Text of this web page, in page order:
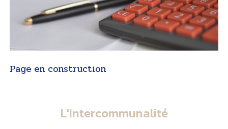
Page en construction
L'Intercommunalité